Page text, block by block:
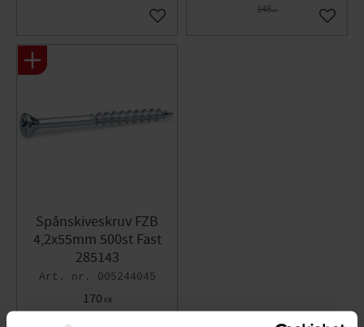
Lägg till i favoriter
148KR
Lägg
Spånskiveskruv FZB
4,2x55mm 500st Fast
285143
005244045
170 KR